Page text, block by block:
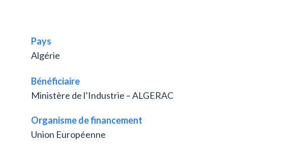
Pays
Algérie
Bénéficiaire
Ministère de l’Industrie – ALGERAC
Organisme de financement
Union Européenne